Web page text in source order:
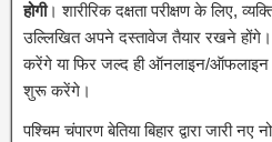
होगी। शारीरिक दक्षता परीक्षण के लिए,
उल्लिखित अपने दस्तावेज तैयार रखने होंगे।
करेंगे या फिर जल्द ही ऑनलाइन/
शुरू करेंगे।
पश्चिम चंपारण बेतिया बिहार द्वारा जारी